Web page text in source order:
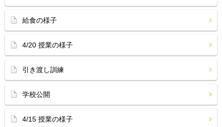
給食の様子
4/20 授業の様子
引き渡し訓練
学校公開
4/15 授業の様子